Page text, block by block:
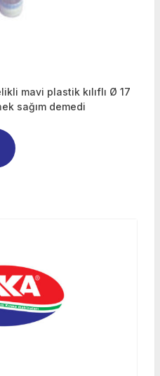
mavi plastik kılıflı Ø 17
sağım demedi